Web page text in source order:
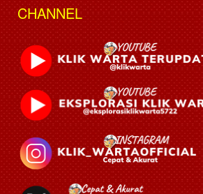
CHANNEL